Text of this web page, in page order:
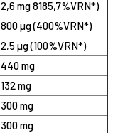
2,6 mg 8185,7%VRN*)
800 µg (400%VRN*)
2,5 µg (100%VRN*)
440 mg
132 mg
300 mg
300 mg